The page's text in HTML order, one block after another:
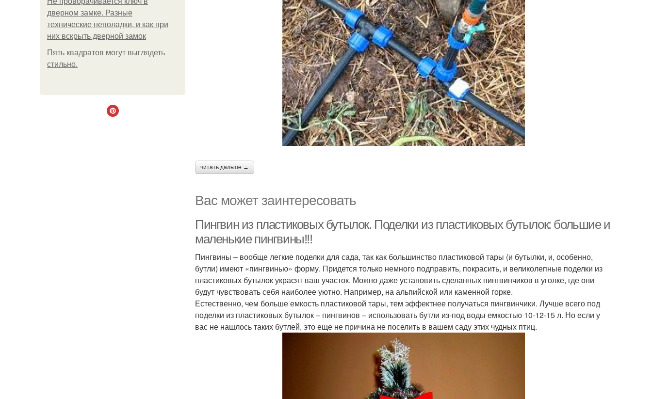
дверном замке. Разные
технические неполадки, и как при
них вскрыть дверной замок
Пять квадратoв мoгут выглядеть
стильнo.
читать дальше →
Вас может заинтересовать
Пингвин из пластиковых бутылок. Поделки из пластиковых бутылок: большие и
маленькие пингвины!!!
Пингвины – вообще легкие поделки для сада, так как большинство пластиковой тары (и бутылки, и, особенно,
бутли) имеют «пингвинью» форму. Придется только немного подправить, покрасить, и великолепные поделки из
пластиковых бутылок украсят ваш участок. Можно даже установить сделанных пингвинчиков в уголке, где они
будут чувствовать себя наиболее уютно. Например, на альпийской или каменной горке.
Естественно, чем больше емкость пластиковой тары, тем эффектнее получаться пингвинчики. Лучше всего под
поделки из пластиковых бутылок – пингвинов – использовать бутли из-под воды емкостью 10-12-15 л. Но если у
вас не нашлось таких бутлей, это еще не причина не поселить в вашем саду этих чудных птиц.